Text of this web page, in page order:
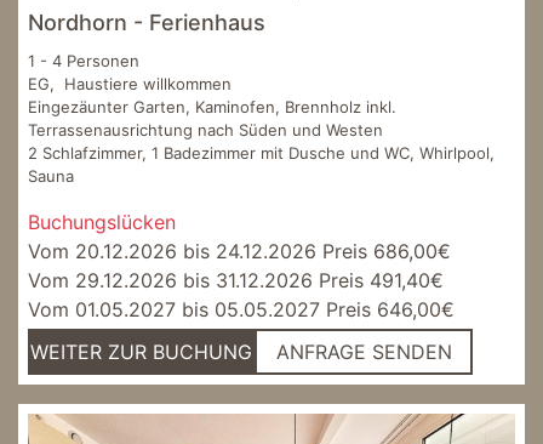
Nordhorn - Ferienhaus
1 - 4 Personen
EG, Haustiere willkommen
Eingezäunter Garten, Kaminofen, Brennholz inkl.
Terrassenausrichtung nach Süden und Westen
2 Schlafzimmer, 1 Badezimmer mit Dusche und WC, Whirlpool,
Sauna
Buchungslücken
Vom 20.12.2026 bis 24.12.2026 Preis 686,00€
Vom 29.12.2026 bis 31.12.2026 Preis 491,40€
Vom 01.05.2027 bis 05.05.2027 Preis 646,00€
WEITER ZUR BUCHUNG
ANFRAGE SENDEN